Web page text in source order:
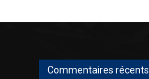
Commentaires récents